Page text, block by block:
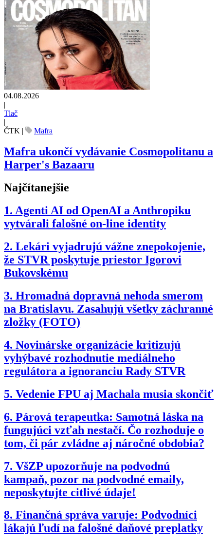
04.08.2026
|
Tlač
|
ČTK | Mafra
Mafra ukončí vydávanie Cosmopolitanu a
Harper's Bazaaru
Najčítanejšie
1. Agenti AI od OpenAI a Anthropiku
vytvárali falošné on-line identity
2. Lekári vyjadrujú vážne znepokojenie,
že STVR poskytuje priestor Igorovi
Bukovskému
3. Hromadná dopravná nehoda smerom
na Bratislavu. Zasahujú všetky záchranné
zložky (FOTO)
4. Novinárske organizácie kritizujú
vyhýbavé rozhodnutie mediálneho
regulátora a ignoranciu Rady STVR
5. Vedenie FPU aj Machala musia skončiť
6. Párová terapeutka: Samotná láska na
fungujúci vzťah nestačí. Čo rozhoduje o
tom, či pár zvládne aj náročné obdobia?
7. VšZP upozorňuje na podvodnú
kampaň, pozor na podvodné emaily,
neposkytujte citlivé údaje!
8. Finančná správa varuje: Podvodníci
lákajú ľudí na falošné daňové preplatky